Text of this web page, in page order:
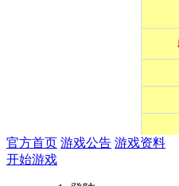
官方首页 游戏公告 游戏资料
开始游戏